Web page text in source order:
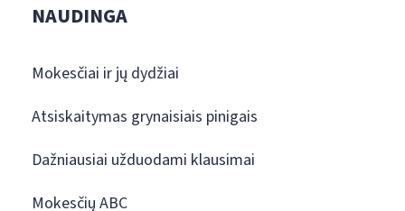
NAUDINGA
Mokesčiai ir jų dydžiai
Atsiskaitymas grynaisiais pinigais
Dažniausiai užduodami klausimai
Mokesčių ABC